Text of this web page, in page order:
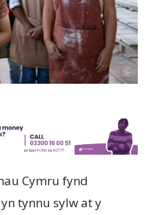
Cymru fynd
tynnu sylw at y